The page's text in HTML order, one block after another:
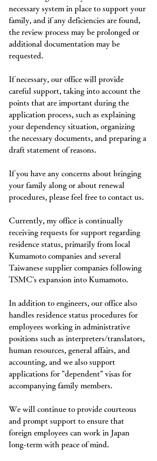
necessary system in place to support your
family, and if any deficiencies are found,
the review process may be prolonged or
additional documentation may be
requested.
If necessary, our office will provide
careful support, taking into account the
points that are important during the
application process, such as explaining
your dependency situation, organizing
the necessary documents, and preparing a
draft statement of reasons.
If you have any concerns about bringing
your family along or about renewal
procedures, please feel free to contact us.
Currently, my office is continually
receiving requests for support regarding
residence status, primarily from local
Kumamoto companies and several
Taiwanese supplier companies following
TSMC's expansion into Kumamoto.
In addition to engineers, our office also
handles residence status procedures for
employees working in administrative
positions such as interpreters/translators,
human resources, general affairs, and
accounting, and we also support
applications for "dependent" visas for
accompanying family members.
We will continue to provide courteous
and prompt support to ensure that
foreign employees can work in Japan
long-term with peace of mind.